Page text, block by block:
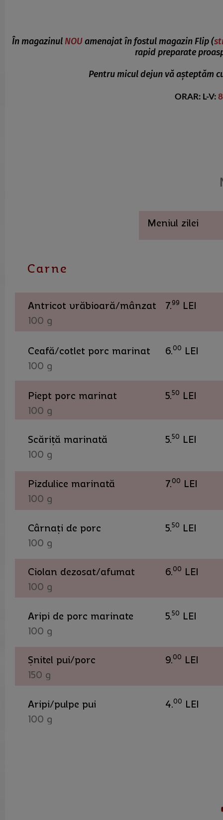
În magazinulNOUamenajat în fostul magazin Flip (
rapid preparate
Pentru micul dejun vă așteptăm
ORAR: L-V:
Meniul zilei
Carne
Antricot vrăbioară/mânzat
100 g
7.99 LEI
Ceafă/cotlet porc marinat
100 g
6.00 LEI
Piept porc marinat
100 g
5.50 LEI
Scăriță marinată
100 g
5.50 LEI
Pizdulice marinată
100 g
7.00 LEI
Cârnați de porc
100 g
5.50 LEI
Ciolan dezosat/afumat
100 g
6.00 LEI
Aripi de porc marinate
100 g
5.50 LEI
Șnitel pui/porc
150 g
9.00 LEI
Aripi/pulpe pui
100 g
4.00 LEI